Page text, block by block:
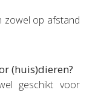
zowel op afstand
(huis)dieren?
geschikt voor